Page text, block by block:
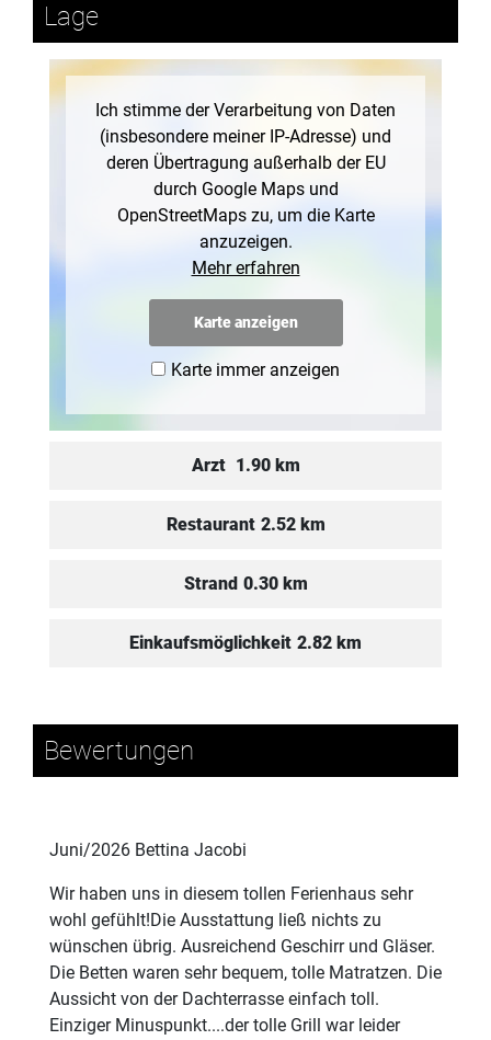
Lage
Ich stimme der Verarbeitung von Daten
(insbesondere meiner IP-Adresse) und
deren Übertragung außerhalb der EU
durch Google Maps und
OpenStreetMaps zu, um die Karte
anzuzeigen.
Mehr erfahren
Karte anzeigen
Karte immer anzeigen
Arzt 1.90 km
Restaurant 2.52 km
Strand 0.30 km
Einkaufsmöglichkeit 2.82 km
Bewertungen
Juni/2026 Bettina Jacobi
Wir haben uns in diesem tollen Ferienhaus sehr
wohl gefühlt!Die Ausstattung ließ nichts zu
wünschen übrig. Ausreichend Geschirr und Gläser.
Die Betten waren sehr bequem, tolle Matratzen. Die
Aussicht von der Dachterrasse einfach toll.
Einziger Minuspunkt....der tolle Grill war leider